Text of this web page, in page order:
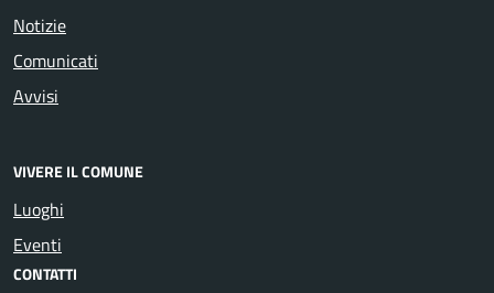
Notizie
Comunicati
Avvisi
VIVERE IL COMUNE
Luoghi
Eventi
CONTATTI